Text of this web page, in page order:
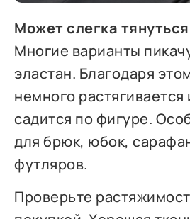
Может слегка тянуться
Многие варианты
эластан. Благодаря
немного
садится по фигуре.
для брюк, юбок,
футляров.
Проверьте